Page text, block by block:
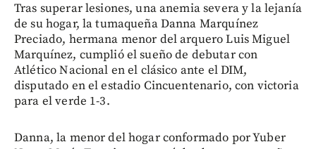
Tras superar lesiones, una anemia severa y la lejanía
de su hogar, la tumaqueña Danna Marquínez
Preciado, hermana menor del arquero Luis Miguel
Marquínez, cumplió el sueño de debutar con
Atlético Nacional en el clásico ante el DIM,
disputado en el estadio Cincuentenario, con victoria
para el verde 1-3.
Danna, la menor del hogar conformado por Yuber